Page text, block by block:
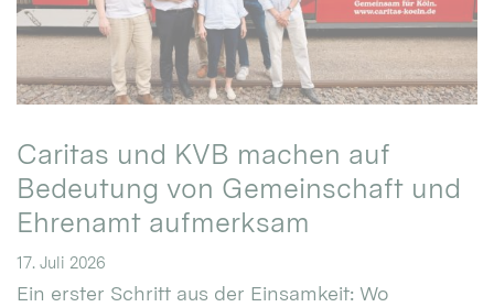
Caritas und KVB machen auf
Bedeutung von Gemeinschaft und
Ehrenamt aufmerksam
17. Juli 2026
Ein erster Schritt aus der Einsamkeit: Wo